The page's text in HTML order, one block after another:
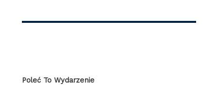
Poleć To Wydarzenie